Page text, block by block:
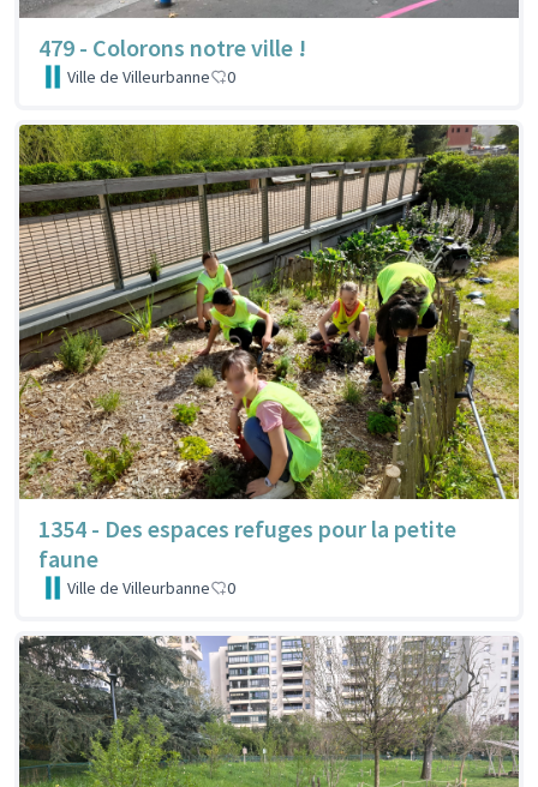
479 - Colorons notre ville !
Ville de Villeurbanne 0
1354 - Des espaces refuges pour la petite
faune
Ville de Villeurbanne 0